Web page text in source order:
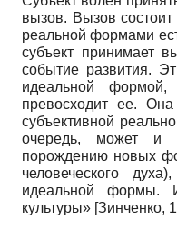
вызов. Вызов
реальной формами
субъект принимает
событие развития.
идеальной
превосходит ее. Она
субъективной
очередь, может и
порождению новых
человеческого
идеальной формы.
культуры» [Зинченко,